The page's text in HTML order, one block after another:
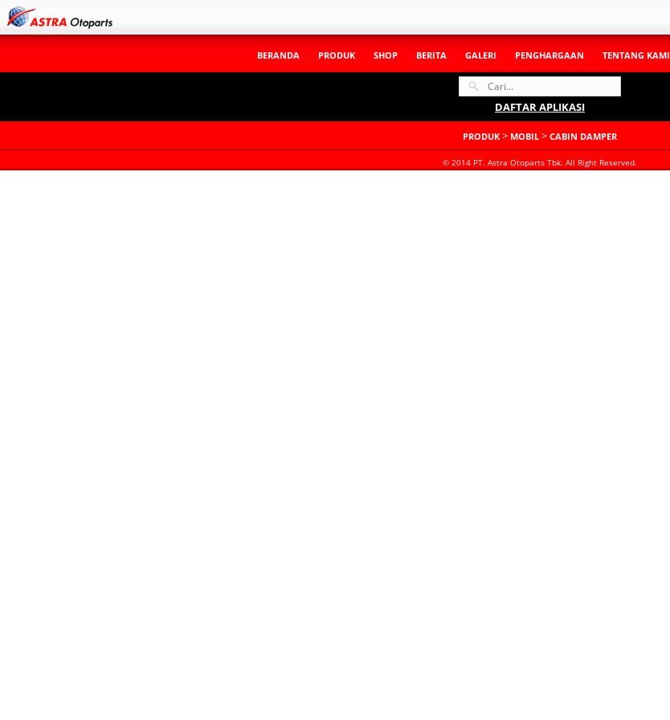
BERANDA PRODUK SHOP BERITA GALERI PENGHARGAAN TENTANG KAMI
DAFTAR APLIKASI
PRODUK > MOBIL > CABIN DAMPER
© 2014 PT. Astra Otoparts Tbk. All Right Reserved.